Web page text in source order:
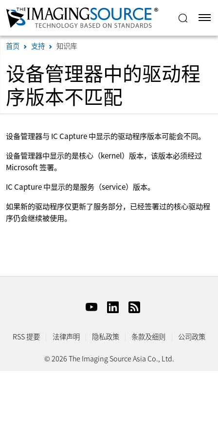
首页 支持 知识库
设备管理器中的驱动程
序版本不匹配
设备管理器与 IC Capture 中显示的驱动程序版本可能会不同。
设备管理器中显示的是核心（kernel）版本，该版本必须经过
Microsoft 签署。
IC Capture 中显示的是服务（service）版本。
如果新的驱动程序仅更新了服务部分，已经签署过的核心驱动程
序仍会继续被使用。
RSS 提要 法律声明 隐私政策 条款及细则 公司政策
© 2026 The Imaging Source Asia Co., Ltd.